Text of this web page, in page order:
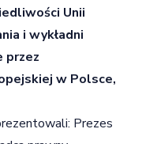
Unii
i wykładni
przez
w Polsce,
Prezes